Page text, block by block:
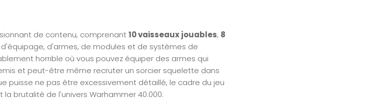
de contenu, comprenant10 vaisseaux jouables, 8
d'armes, de modules et de systèmes de
horrible où vous pouvez équiper des armes qui
et peut-être même recruter un sorcier squelette dans
puisse ne pas être excessivement détaillé, le cadre du jeu
brutalité de l'univers Warhammer 40.000.